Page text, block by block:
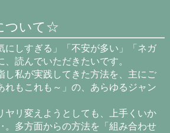
ついて☆
にしすぎる」「不安が多い」「ネガ
読んでいただきたいです。
し私が実践してきた方法を、主にご
れもこれも～」の、あらゆるジャン
ヤリ変えようとしても、上手くいか
多方面からの方法を「組み合わせ